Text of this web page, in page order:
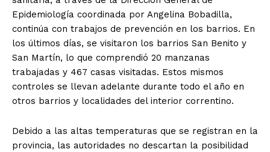
Epidemiología coordinada por Angelina Bobadilla,
continúa con trabajos de prevención en los barrios. En
los últimos días, se visitaron los barrios San Benito y
San Martín, lo que comprendió 20 manzanas
trabajadas y 467 casas visitadas. Estos mismos
controles se llevan adelante durante todo el año en
otros barrios y localidades del interior correntino.
Debido a las altas temperaturas que se registran en la
provincia, las autoridades no descartan la posibilidad